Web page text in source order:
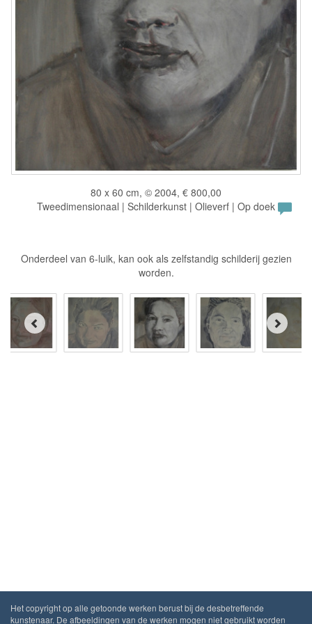
80 x 60 cm, © 2004, € 800,00
Tweedimensionaal | Schilderkunst | Olieverf | Op doek
Onderdeel van 6-luik, kan ook als zelfstandig schilderij gezien
worden.
Het copyright op alle getoonde werken berust bij de desbetreffende
kunstenaar. De afbeeldingen van de werken mogen niet gebruikt worden